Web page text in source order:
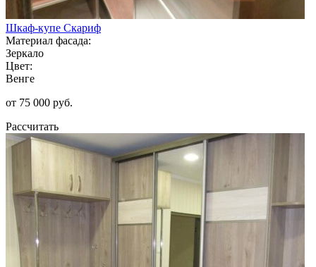
Шкаф-купе Скариф
Материал фасада:
Зеркало
Цвет:
Венге
от 75 000 руб.
Рассчитать